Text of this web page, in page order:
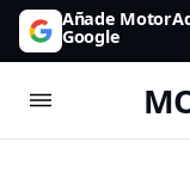
Añade
Google